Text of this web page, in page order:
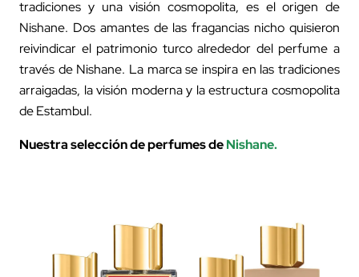
tradiciones y una visión cosmopolita, es el origen de
Nishane. Dos amantes de las fragancias nicho quisieron
reivindicar el patrimonio turco alrededor del perfume a
través de Nishane. La marca se inspira en las tradiciones
arraigadas, la visión moderna y la estructura cosmopolita
de Estambul.
Nuestra selección de perfumes deNishane.